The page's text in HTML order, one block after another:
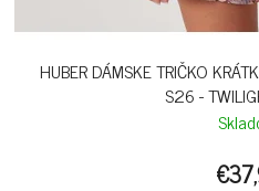
HUBER DÁMSKE TRIČKO
S26 -